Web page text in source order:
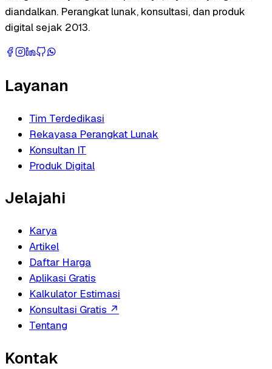
diandalkan. Perangkat lunak, konsultasi, dan produk
digital sejak 2013.
Layanan
Tim Terdedikasi
Rekayasa Perangkat Lunak
Konsultan IT
Produk Digital
Jelajahi
Karya
Artikel
Daftar Harga
Aplikasi Gratis
Kalkulator Estimasi
Konsultasi Gratis ↗
Tentang
Kontak